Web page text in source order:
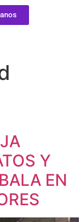
Y
EN